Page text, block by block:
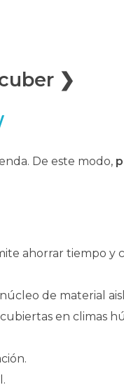
❯
De este modo,
ahorrar tiempo y
de material
en climas